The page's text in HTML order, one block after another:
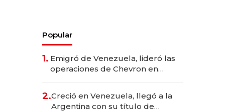
Popular
1. Emigró de Venezuela, lideró las
operaciones de Chevron en
2.Creció en Venezuela, llegó a la
Argentina con su título de